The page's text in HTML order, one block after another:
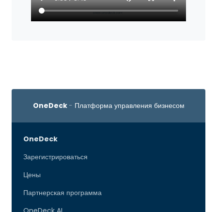
OneDeck- Платформа управления бизнесом
OneDeck
Зарегистрироваться
Цены
Партнерская программа